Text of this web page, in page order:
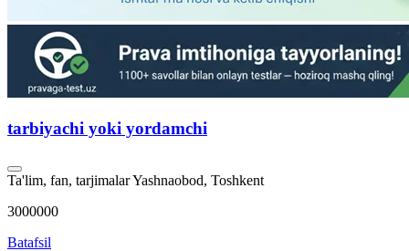
tarbiyachi yoki yordamchi
Ta'lim, fan, tarjimalarYashnaobod, Toshkent
3000000
Batafsil